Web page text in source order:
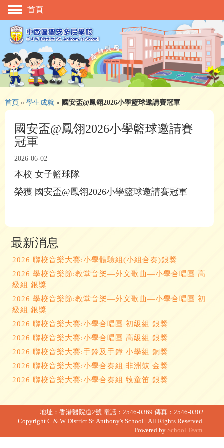
主頁
校慶活動
管理與組織
學與教
校風及學生支援
學生表現
相片及影片
升中資訊
首頁
首頁 » 學生成就 » 國安盃@鳳翎2026小學籃球邀請賽冠軍
國安盃@鳳翎2026小學籃球邀請賽
冠軍
2026-06-02
本校 女子籃球隊
榮獲 國安盃@鳳翎2026小學籃球邀請賽冠軍
最新消息
2026 聯校音樂大賽:小學體驗組(小組合奏)銀獎
2026 學校音樂節:教堂音樂—外文歌曲—小學合唱團 高
級組 銀獎
2026 學校音樂節:教堂音樂—外文歌曲—小學合唱團 初
級組 銀獎
2026 聯校音樂大賽:小學合唱團 初級組 銀獎
2026 聯校音樂大賽:小學合唱團 高級組 銀獎
2026 聯校音樂大賽:手鈴及手鐘 小學組 銅獎
2026 聯校音樂大賽:小學合奏組 非洲鼓 金獎
2026 聯校音樂大賽:小學合奏組 牧童笛 銀獎
地址：香港醫院道2號 電話：2546-0369 傳真：2546-0302
Copyright C & W District St.Anthony's School | All Rights Reserved.
Powered by School Team.